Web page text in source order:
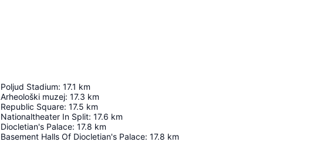
Poljud Stadium: 17.1 km
Arheološki muzej: 17.3 km
Republic Square: 17.5 km
Nationaltheater In Split: 17.6 km
Diocletian's Palace: 17.8 km
Basement Halls Of Diocletian's Palace: 17.8 km